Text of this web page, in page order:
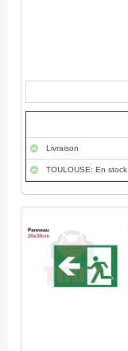
Livraison
TOULOUSE: En stock